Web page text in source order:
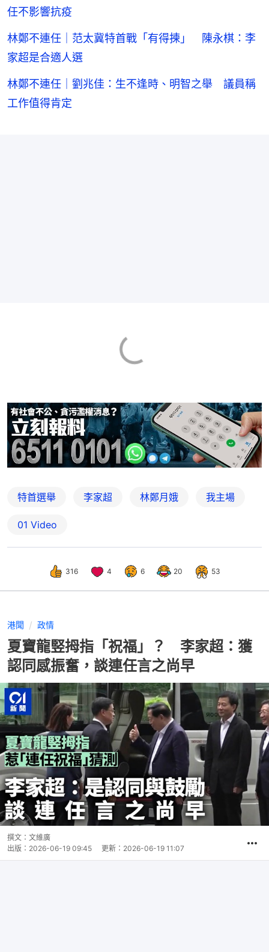
任不影響抗疫
林鄭不連任｜范太冀特首戰「有得揀」 陳永棋：李
家超是合適人選
林鄭不連任｜劉兆佳：生不逢時、明智之舉 議員稱
工作值得肯定
特首選舉 李家超 林鄭月娥 我主場
01 Video
316 4 6 20 53
港聞 政情
夏寶龍竪拇指「祝福」？ 李家超：獲
認同感振奮，談連任言之尚早
撰文： 文維廣
出版： 2026-06-19 09:45 更新： 2026-06-19 11:07